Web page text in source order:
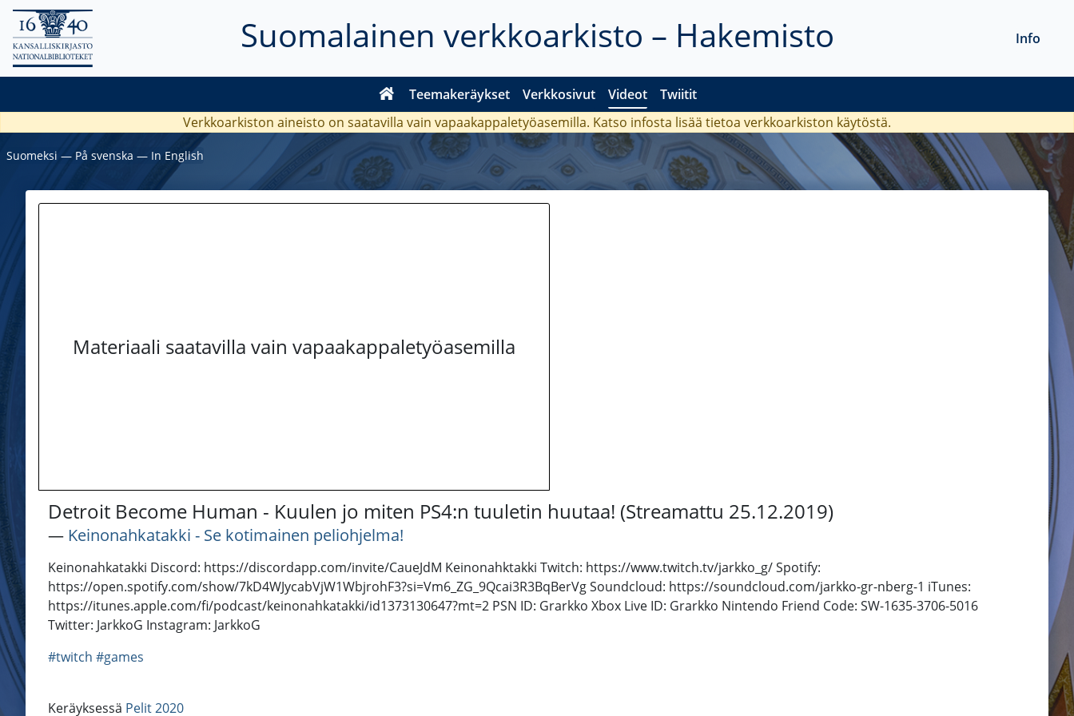
Suomalainen verkkoarkisto – Hakemisto
Teemakeräykset Verkkosivut Videot Twiitit
Info
Verkkoarkiston aineisto on saatavilla vain vapaakappaletyöasemilla. Katso infosta lisää tietoa verkkoarkiston käytöstä.
Suomeksi ― På svenska ― In English
Materiaali saatavilla vain vapaakappaletyöasemilla
Detroit Become Human - Kuulen jo miten PS4:n tuuletin huutaa! (Streamattu 25.12.2019)
― Keinonahkatakki - Se kotimainen peliohjelma!
Keinonahkatakki Discord: https://discordapp.com/invite/CaueJdM Keinonahktakki Twitch: https://www.twitch.tv/jarkko_g/ Spotify:
https://open.spotify.com/show/7kD4WJycabVjW1WbjrohF3?si=Vm6_ZG_9Qcai3R3BqBerVg Soundcloud: https://soundcloud.com/jarkko-gr-nberg-1 iTunes:
https://itunes.apple.com/fi/podcast/keinonahkatakki/id1373130647?mt=2 PSN ID: Grarkko Xbox Live ID: Grarkko Nintendo Friend Code: SW-1635-3706-5016
Twitter: JarkkoG Instagram: JarkkoG
#twitch #games
Keräyksessä Pelit 2020